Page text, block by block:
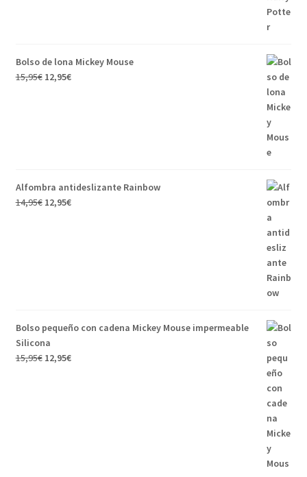
Bolso de lona Mickey Mouse
15,95€ 12,95€
Alfombra antideslizante Rainbow
14,95€ 12,95€
Bolso pequeño con cadena Mickey Mouse impermeable
Silicona
15,95€ 12,95€